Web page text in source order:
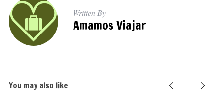
Written By
Amamos Viajar
You may also like